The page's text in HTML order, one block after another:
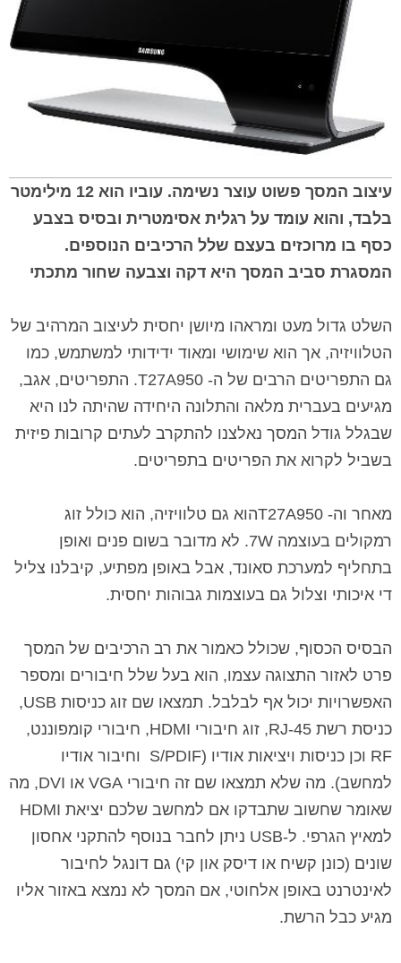
עיצוב המסך פשוט עוצר נשימה. עוביו הוא 12 מילימטר
בלבד, והוא עומד על רגלית אסימטרית ובסיס בצבע
כסף בו מרוכזים בעצם שלל הרכיבים הנוספים.
המסגרת סביב המסך היא דקה וצבעה שחור מתכתי
השלט גדול מעט ומראהו מיושן יחסית לעיצוב המרהיב של
הטלוויזיה, אך הוא שימושי ומאוד ידידותי למשתמש, כמו
גם התפריטים הרבים של ה-
. התפריטים, אגב,
מגיעים בעברית מלאה והתלונה היחידה שהיתה לנו היא
שבגלל גודל המסך נאלצנו להתקרב לעתים קרובות פיזית
בשביל לקרוא את הפריטים בתפריטים.
מאחר וה-
הוא גם טלוויזיה, הוא כולל זוג
רמקולים בעוצמה 7W. לא מדובר בשום פנים ואופן
בתחליף למערכת סאונד, אבל באופן מפתיע, קיבלנו צליל
די איכותי וצלול גם בעוצמות גבוהות יחסית.
הבסיס הכסוף, שכולל כאמור את רב הרכיבים של המסך
פרט לאזור התצוגה עצמו, הוא בעל שלל חיבורים ומספר
האפשרויות יכול אף לבלבל. תמצאו שם זוג כניסות USB
,
כניסת רשת RJ-45, זוג חיבורי HDMI
, חיבורי קומפוננט,
RF וכן כניסות ויציאות אודיו ( S/PDIF
וחיבור אודיו
למחשב). מה שלא תמצאו שם זה חיבורי VGA או DVI, מה
שאומר שחשוב שתבדקו אם למחשב שלכם יציאת HDMI
למאיץ הגרפי. ל-USB ניתן לחבר בנוסף להתקני אחסון
שונים (כונן קשיח או דיסק און קי) גם דונגל לחיבור
לאינטרנט באופן אלחוטי, אם המסך לא נמצא באזור אליו
מגיע כבל הרשת.